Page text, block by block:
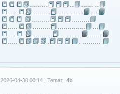
📒📒📒📗………📕📕📕..📘…… ..📘
📒…. 📒📗………📕………….📘….📘
📒📒📒 📗………📕📕📕………📘
📒…..📒📗………📕…………..📘…📘
📒 …📒 📗……….📕………..📘…… 📘
📒…..📒📗📗📗.📕📕📕📘. ……… 📘
2026-04-30 00:14 | Temat: 4b